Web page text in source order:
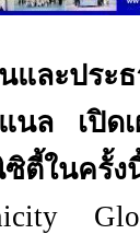
ละประ
ล เปิดเ
ซิตี้ในครั้